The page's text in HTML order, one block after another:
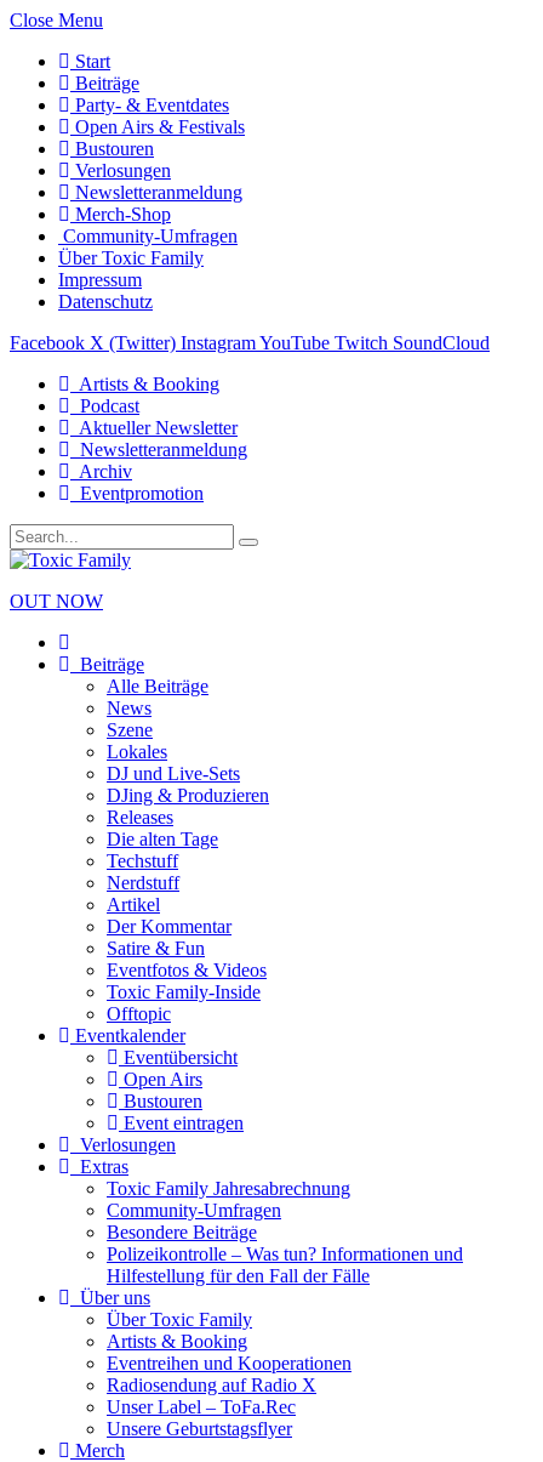
Close Menu
Start
Beiträge
Party- & Eventdates
Open Airs & Festivals
Bustouren
Verlosungen
Newsletteranmeldung
Merch-Shop
Community-Umfragen
Über Toxic Family
Impressum
Datenschutz
Facebook X (Twitter) InstagramYouTube Twitch SoundCloud
Artists & Booking
Podcast
Aktueller Newsletter
Newsletteranmeldung
Archiv
Eventpromotion
OUT NOW
Beiträge
Alle Beiträge
News
Szene
Lokales
DJ und Live-Sets
DJing & Produzieren
Releases
Die alten Tage
Techstuff
Nerdstuff
Artikel
Der Kommentar
Satire & Fun
Eventfotos & Videos
Toxic Family-Inside
Offtopic
Eventkalender
Eventübersicht
Open Airs
Bustouren
Event eintragen
Verlosungen
Extras
Toxic Family Jahresabrechnung
Community-Umfragen
Besondere Beiträge
Polizeikontrolle – Was tun? Informationen und
Hilfestellung für den Fall der Fälle
Über uns
Über Toxic Family
Artists & Booking
Eventreihen und Kooperationen
Radiosendung auf Radio X
Unser Label – ToFa.Rec
Unsere Geburtstagsflyer
Merch